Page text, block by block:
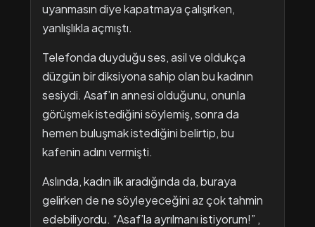
uyanmasın diye kapatmaya çalışırken,
yanlışlıkla açmıştı.
Telefonda duyduğu ses, asil ve oldukça
düzgün bir diksiyona sahip olan bu kadının
sesiydi. Asaf’ın annesi olduğunu, onunla
görüşmek istediğini söylemiş, sonra da
hemen buluşmak istediğini belirtip, bu
kafenin adını vermişti.
Aslında, kadın ilk aradığında da, buraya
gelirken de ne söyleyeceğini az çok tahmin
edebiliyordu. “Asaf’la ayrılmanı istiyorum!” ,